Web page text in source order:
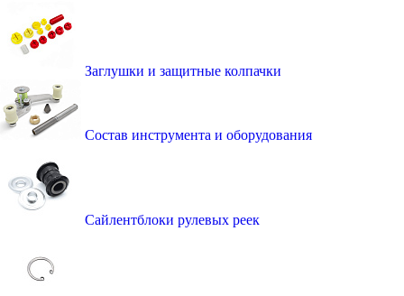
Заглушки и защитные колпачки
Состав инструмента и оборудования
Сайлентблоки рулевых реек